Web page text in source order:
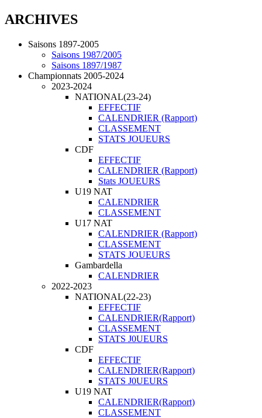
ARCHIVES
Saisons 1897-2005
Saisons 1987/2005
Saisons 1897/1987
Championnats 2005-2024
2023-2024
NATIONAL(23-24)
EFFECTIF
CALENDRIER (Rapport)
CLASSEMENT
STATS JOUEURS
CDF
EFFECTIF
CALENDRIER (Rapport)
Stats JOUEURS
U19 NAT
CALENDRIER
CLASSEMENT
U17 NAT
CALENDRIER (Rapport)
CLASSEMENT
STATS JOUEURS
Gambardella
CALENDRIER
2022-2023
NATIONAL(22-23)
EFFECTIF
CALENDRIER(Rapport)
CLASSEMENT
STATS J0UEURS
CDF
EFFECTIF
CALENDRIER(Rapport)
STATS J0UEURS
U19 NAT
CALENDRIER(Rapport)
CLASSEMENT